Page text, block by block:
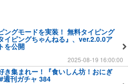
ングモードを実装！ 無料タイピング
イピングちゃんねる』、ver.2.0.0ア
を公開
2025-08-19 16:00:00
き集まれー！『食いしん坊！おにぎ
週刊ガチャ 384